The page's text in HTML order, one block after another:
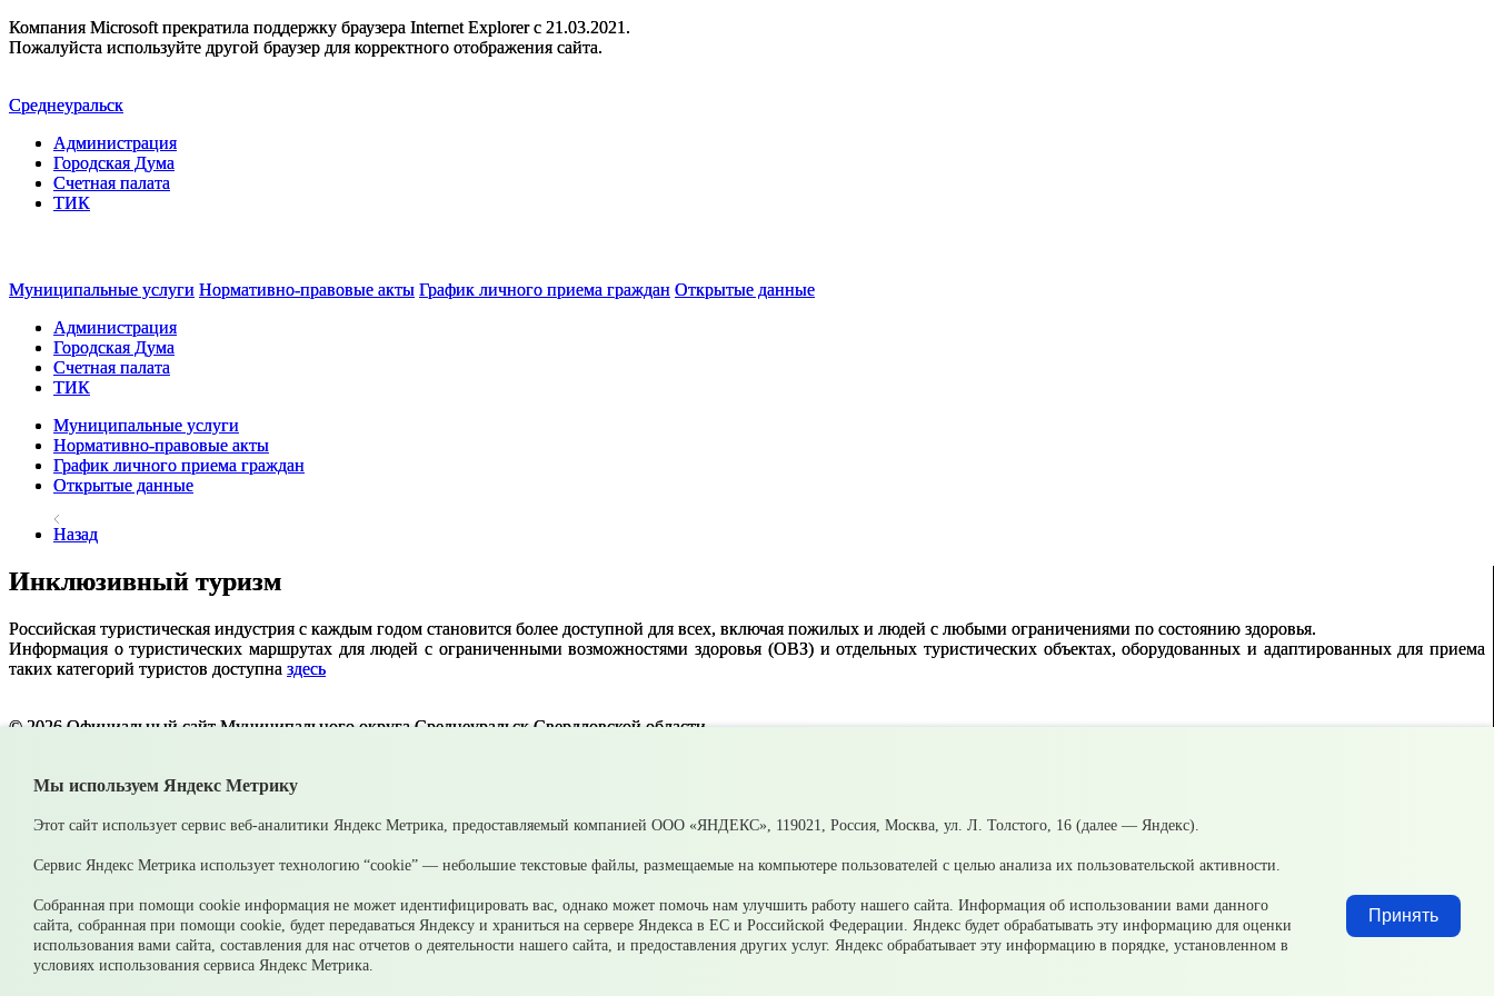
Компания Microsoft прекратила поддержку браузера Internet Explorer c 21.03.2021.
Пожалуйста используйте другой браузер для корректного отображения сайта.
Среднеуральск
Администрация
Городская Дума
Счетная палата
ТИК
Муниципальные услуги Нормативно-правовые акты График личного приема граждан Открытые данные
Администрация
Городская Дума
Счетная палата
ТИК
Муниципальные услуги
Нормативно-правовые акты
График личного приема граждан
Открытые данные
Назад
Инклюзивный туризм
Российская туристическая индустрия с каждым годом становится более доступной для всех, включая пожилых и людей с любыми ограничениями по состоянию здоровья.
Информация о туристических маршрутах для людей с ограниченными возможностями здоровья (ОВЗ) и отдельных туристических объектах, оборудованных и адаптированных для приема
таких категорий туристов доступна здесь
Мы используем Яндекс Метрику
Этот сайт использует сервис веб-аналитики Яндекс Метрика, предоставляемый компанией ООО «ЯНДЕКС», 119021, Россия, Москва, ул. Л. Толстого, 16 (далее — Яндекс).
Сервис Яндекс Метрика использует технологию “cookie” — небольшие текстовые файлы, размещаемые на компьютере пользователей с целью анализа их пользовательской активности.
Собранная при помощи cookie информация не может идентифицировать вас, однако может помочь нам улучшить работу нашего сайта. Информация об использовании вами данного
сайта, собранная при помощи cookie, будет передаваться Яндексу и храниться на сервере Яндекса в ЕС и Российской Федерации. Яндекс будет обрабатывать эту информацию для оценки
использования вами сайта, составления для нас отчетов о деятельности нашего сайта, и предоставления других услуг. Яндекс обрабатывает эту информацию в порядке, установленном в
условиях использования сервиса Яндекс Метрика.
Принять
© 2026 Официальный сайт Муниципального округа Среднеуральск Свердловской области
Выбрать тему обращения